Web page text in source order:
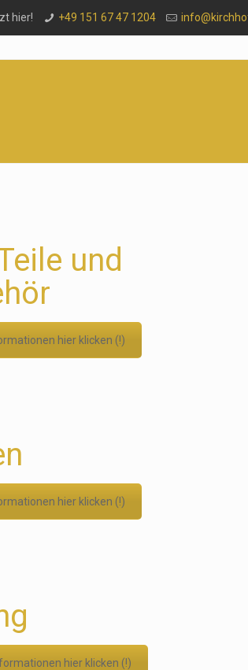
hier! +49 151 67 47 1204
und
hier klicken (!)
hier klicken (!)
hier klicken (!)